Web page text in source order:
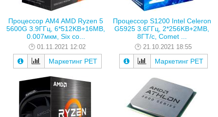
Процессор AM4 AMD Ryzen 5
5600G 3.9ГГц, 6*512KB+16MB,
0.007мкм, Six co...
01.11.2021 12:02
Маркетинг РЕТ
Процессор S1200 Intel Celeron
G5925 3.6ГГц, 2*256KB+2MB,
8ГТ/с, Comet ...
21.10.2021 18:55
Маркетинг РЕТ